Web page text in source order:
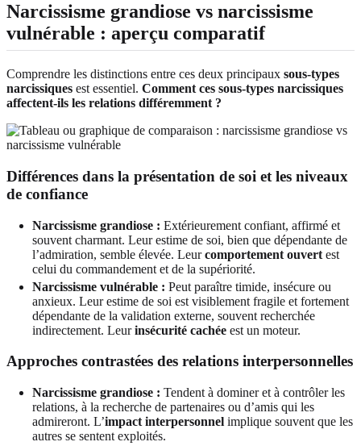
Narcissisme grandiose vs narcissisme
vulnérable : aperçu comparatif
Comprendre les distinctions entre ces deux principaux sous-types
narcissiques est essentiel. Comment ces sous-types narcissiques
affectent-ils les relations différemment ?
Différences dans la présentation de soi et les niveaux
de confiance
Narcissisme grandiose : Extérieurement confiant, affirmé et
souvent charmant. Leur estime de soi, bien que dépendante de
l’admiration, semble élevée. Leurcomportement ouvert est
celui du commandement et de la supériorité.
Narcissisme vulnérable : Peut paraître timide, insécure ou
anxieux. Leur estime de soi est visiblement fragile et fortement
dépendante de la validation externe, souvent recherchée
indirectement. Leurinsécurité cachée est un moteur.
Approches contrastées des relations interpersonnelles
Narcissisme grandiose : Tendent à dominer et à contrôler les
relations, à la recherche de partenaires ou d’amis qui les
admireront. L’impact interpersonnel implique souvent que les
autres se sentent exploités.